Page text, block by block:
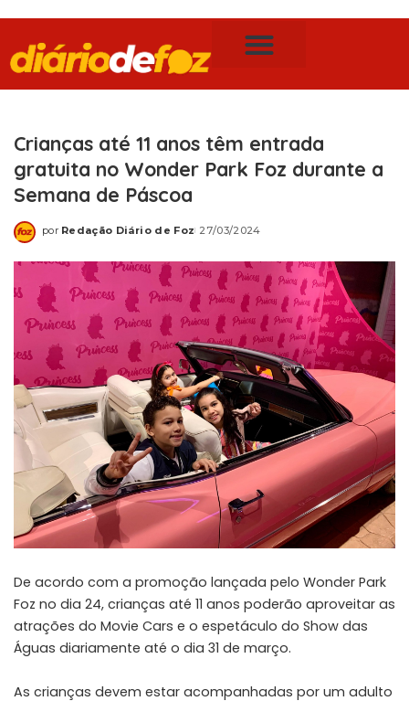
Crianças até 11 anos têm entrada
gratuita no Wonder Park Foz durante a
Semana de Páscoa
por Redação Diário de Foz 27/03/2024
De acordo com a promoção lançada pelo Wonder Park
Foz no dia 24, crianças até 11 anos poderão aproveitar as
atrações do Movie Cars e o espetáculo do Show das
Águas diariamente até o dia 31 de março.
As crianças devem estar acompanhadas por um adulto